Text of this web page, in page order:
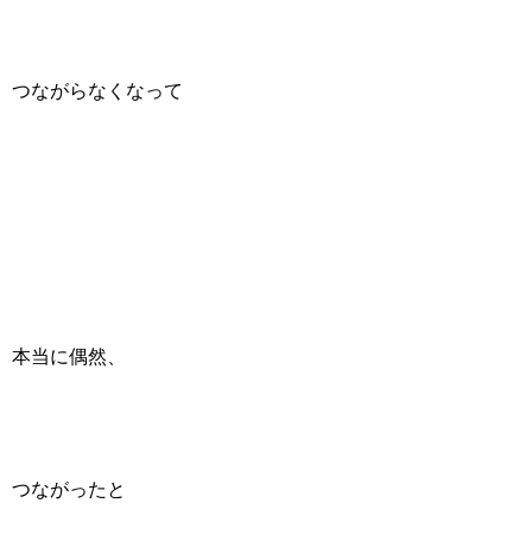
つながらなくなって
本当に偶然、
つながったと